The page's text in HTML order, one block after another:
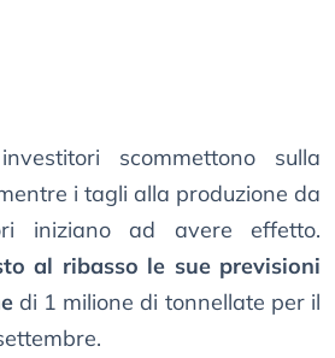
scommettono sulla
i tagli alla produzione da
iniziano ad avere effetto.
al ribasso le sue previsioni
di 1 milione di tonnellate per il